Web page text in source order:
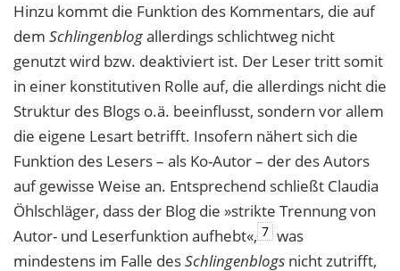
Hinzu kommt die Funktion des Kommentars, die auf
dem Schlingenblogallerdings schlichtweg nicht
genutzt wird bzw. deaktiviert ist. Der Leser tritt somit
in einer konstitutiven Rolle auf, die allerdings nicht die
Struktur des Blogs o.ä. beeinflusst, sondern vor allem
die eigene Lesart betrifft. Insofern nähert sich die
Funktion des Lesers – als Ko-Autor – der des Autors
auf gewisse Weise an. Entsprechend schließt Claudia
Öhlschläger, dass der Blog die »strikte Trennung von
Autor- und Leserfunktion aufhebt«, 7 was
mindestens im Falle desSchlingenblogs nicht zutrifft,